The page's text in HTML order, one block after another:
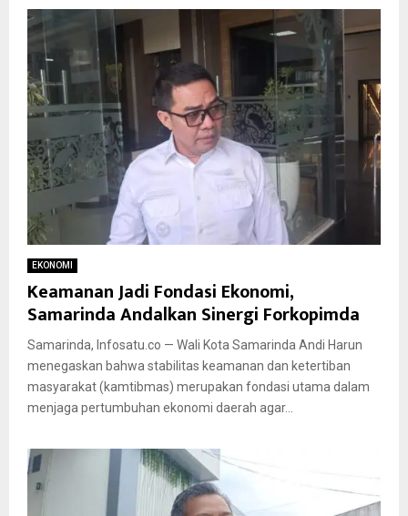
EKONOMI
Keamanan Jadi Fondasi Ekonomi,
Samarinda Andalkan Sinergi Forkopimda
Samarinda, Infosatu.co — Wali Kota Samarinda Andi Harun
menegaskan bahwa stabilitas keamanan dan ketertiban
masyarakat (kamtibmas) merupakan fondasi utama dalam
menjaga pertumbuhan ekonomi daerah agar...